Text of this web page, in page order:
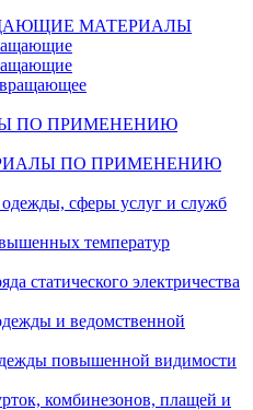
МАТЕРИАЛЫ
ПО ПРИМЕНЕНИЮ
ПО ПРИМЕНЕНИЮ
сферы услуг и служб
температур
статического электричества
и ведомственной
повышенной видимости
комбинезонов, плащей и